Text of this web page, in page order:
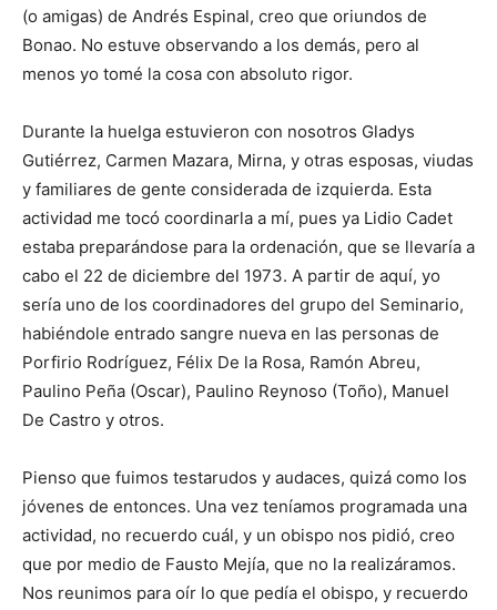
(o amigas) de Andrés Espinal, creo que oriundos de
Bonao. No estuve observando a los demás, pero al
menos yo tomé la cosa con absoluto rigor.
Durante la huelga estuvieron con nosotros Gladys
Gutiérrez, Carmen Mazara, Mirna, y otras esposas, viudas
y familiares de gente considerada de izquierda. Esta
actividad me tocó coordinarla a mí, pues ya Lidio Cadet
estaba preparándose para la ordenación, que se llevaría a
cabo el 22 de di­ciembre del 1973. A partir de aquí, yo
sería uno de los coordinadores del grupo del Seminario,
habiéndole en­trado sangre nueva en las personas de
Porfirio Rodrí­guez, Félix De la Rosa, Ramón Abreu,
Paulino Peña (Oscar), Paulino Reynoso (Toño), Manuel
De Castro y otros.
Pienso que fuimos testa­rudos y audaces, quizá como los
jóvenes de entonces. Una vez teníamos programada una
actividad, no re­cuerdo cuál, y un obispo nos pidió, creo
que por medio de Fausto Mejía, que no la rea­lizáramos.
Nos reunimos para oír lo que pedía el obispo, y recuerdo